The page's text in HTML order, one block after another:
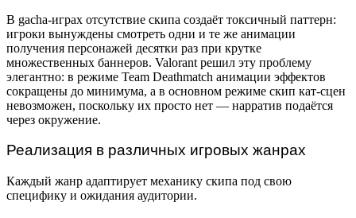
В gacha-играх отсутствие скипа создаёт токсичный паттерн:
игроки вынуждены смотреть одни и те же анимации
получения персонажей десятки раз при крутке
множественных баннеров. Valorant решил эту проблему
элегантно: в режиме Team Deathmatch анимации эффектов
сокращены до минимума, а в основном режиме скип кат-сцен
невозможен, поскольку их просто нет — нарратив подаётся
через окружение.
Реализация в различных игровых жанрах
Каждый жанр адаптирует механику скипа под свою
специфику и ожидания аудитории.